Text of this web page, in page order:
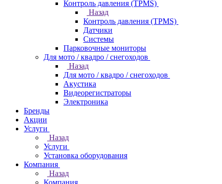
Контроль давления (TPMS)
Назад
Контроль давления (TPMS)
Датчики
Системы
Парковочные мониторы
Для мото / квадро / снегоходов
Назад
Для мото / квадро / снегоходов
Акустика
Видеорегистраторы
Электроника
Бренды
Акции
Услуги
Назад
Услуги
Установка оборудования
Компания
Назад
Компания